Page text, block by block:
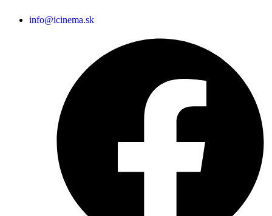
info@icinema.sk